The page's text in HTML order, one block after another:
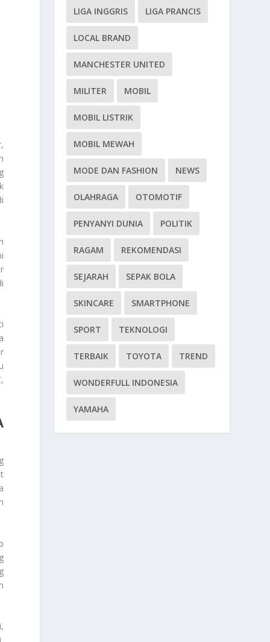
LIGA INGGRIS LIGA PRANCIS
LOCAL BRAND
MANCHESTER UNITED
MILITER MOBIL
MOBIL LISTRIK
MOBIL MEWAH
MODE DAN FASHION NEWS
OLAHRAGA OTOMOTIF
PENYANYI DUNIA POLITIK
RAGAM REKOMENDASI
SEJARAH SEPAK BOLA
SKINCARE SMARTPHONE
SPORT TEKNOLOGI
TERBAIK TOYOTA TREND
WONDERFULL INDONESIA
YAMAHA